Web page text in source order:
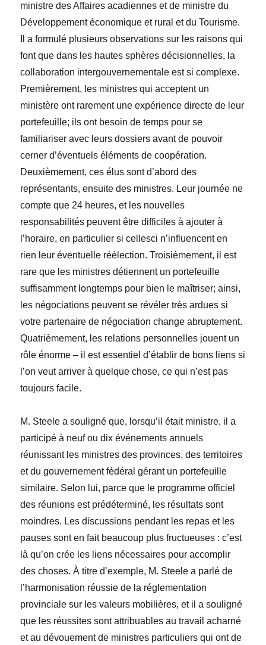
ministre des Affaires acadiennes et de ministre du
Développement économique et rural et du Tourisme.
Il a formulé plusieurs observations sur les raisons qui
font que dans les hautes sphères décisionnelles, la
collaboration intergouvernementale est si complexe.
Premièrement, les ministres qui acceptent un
ministère ont rarement une expérience directe de leur
portefeuille; ils ont besoin de temps pour se
familiariser avec leurs dossiers avant de pouvoir
cerner d’éventuels éléments de coopération.
Deuxièmement, ces élus sont d’abord des
représentants, ensuite des ministres. Leur journée ne
compte que 24 heures, et les nouvelles
responsabilités peuvent être difficiles à ajouter à
l’horaire, en particulier si cellesci n’influencent en
rien leur éventuelle réélection. Troisièmement, il est
rare que les ministres détiennent un portefeuille
suffisamment longtemps pour bien le maîtriser; ainsi,
les négociations peuvent se révéler très ardues si
votre partenaire de négociation change abruptement.
Quatrièmement, les relations personnelles jouent un
rôle énorme – il est essentiel d’établir de bons liens si
l’on veut arriver à quelque chose, ce qui n’est pas
toujours facile.
M. Steele a souligné que, lorsqu’il était ministre, il a
participé à neuf ou dix événements annuels
réunissant les ministres des provinces, des territoires
et du gouvernement fédéral gérant un portefeuille
similaire. Selon lui, parce que le programme officiel
des réunions est prédéterminé, les résultats sont
moindres. Les discussions pendant les repas et les
pauses sont en fait beaucoup plus fructueuses : c’est
là qu’on crée les liens nécessaires pour accomplir
des choses. À titre d’exemple, M. Steele a parlé de
l’harmonisation réussie de la réglementation
provinciale sur les valeurs mobilières, et il a souligné
que les réussites sont attribuables au travail acharné
et au dévouement de ministres particuliers qui ont de